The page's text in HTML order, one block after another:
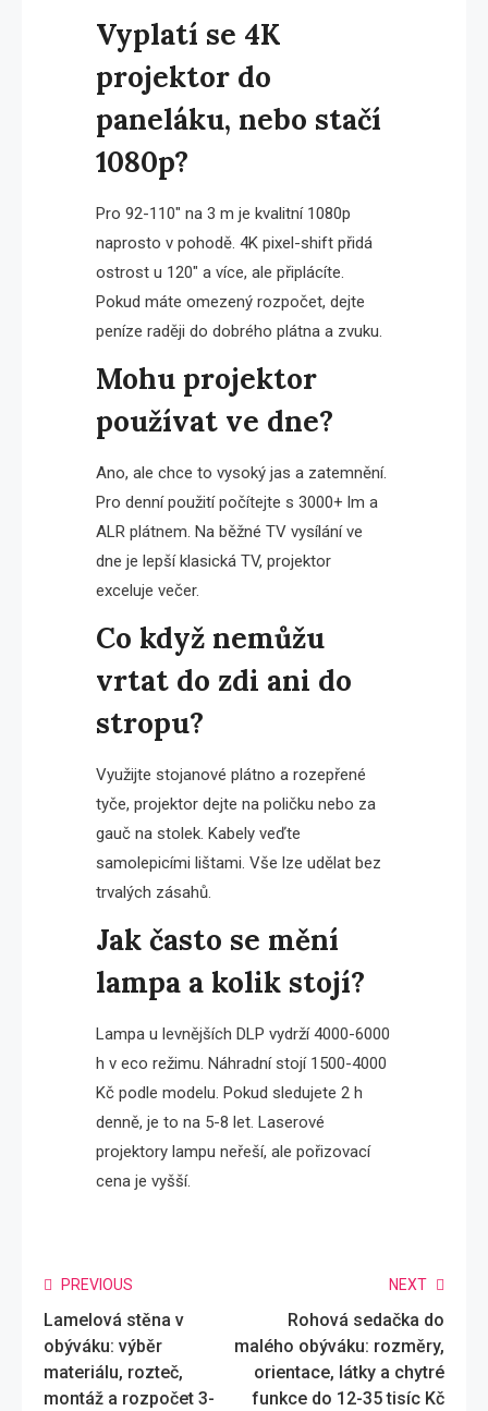
Vyplatí se 4K
projektor do
paneláku, nebo stačí
1080p?
Pro 92-110″ na 3 m je kvalitní 1080p
naprosto v pohodě. 4K pixel-shift přidá
ostrost u 120″ a více, ale připlácíte.
Pokud máte omezený rozpočet, dejte
peníze raději do dobrého plátna a zvuku.
Mohu projektor
používat ve dne?
Ano, ale chce to vysoký jas a zatemnění.
Pro denní použití počítejte s 3000+ lm a
ALR plátnem. Na běžné TV vysílání ve
dne je lepší klasická TV, projektor
exceluje večer.
Co když nemůžu
vrtat do zdi ani do
stropu?
Využijte stojanové plátno a rozepřené
tyče, projektor dejte na poličku nebo za
gauč na stolek. Kabely veďte
samolepicími lištami. Vše lze udělat bez
trvalých zásahů.
Jak často se mění
lampa a kolik stojí?
Lampa u levnějších DLP vydrží 4000-6000
h v eco režimu. Náhradní stojí 1500-4000
Kč podle modelu. Pokud sledujete 2 h
denně, je to na 5-8 let. Laserové
projektory lampu neřeší, ale pořizovací
cena je vyšší.
Read
more
articles
PREVIOUS
Lamelová stěna v
obýváku: výběr
materiálu, rozteč,
montáž a rozpočet 3-
NEXT
Rohová sedačka do
malého obýváku: rozměry,
orientace, látky a chytré
funkce do 12-35 tisíc Kč